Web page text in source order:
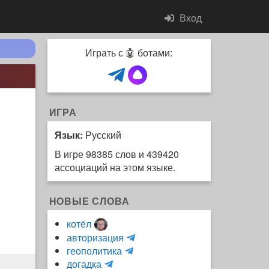
Вход
Играть с 🤖 ботами:
ИГРА
Язык: Русский
В игре 98385 слов и 439420
ассоциаций на этом языке.
НОВЫЕ СЛОВА
котёл
авторизация
и
геополитика
H
догадка
m